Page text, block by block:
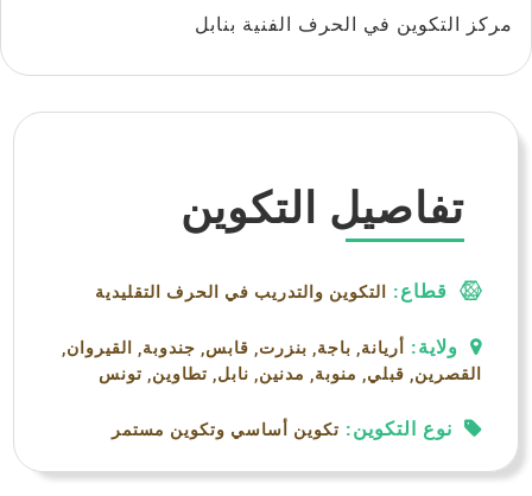
مركز التكوين في الحرف الفنية بنابل
تفاصيل التكوين
قطاع: التكوين والتدريب في الحرف التقليدية
ولاية: أريانة, باجة, بنزرت, قابس, جندوبة, القيروان,
القصرين, قبلي, منوبة, مدنين, نابل, تطاوين, تونس
نوع التكوين: تكوين أساسي وتكوين مستمر